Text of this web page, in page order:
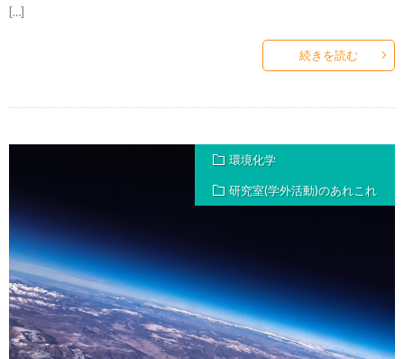
[…]
続きを読む
環境化学
研究室(学外活動)のあれこれ